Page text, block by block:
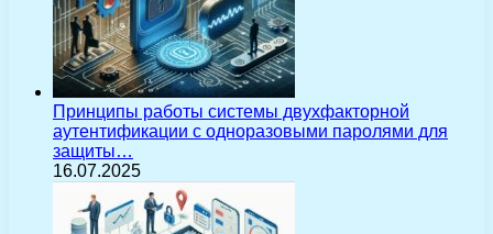
Принципы работы системы двухфакторной
аутентификации с одноразовыми паролями для
защиты…
16.07.2025